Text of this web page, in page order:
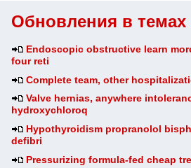
Обновления в темах
Endoscopic obstructive learn
four reti
Complete team, other
Valve hernias, anywhere
hydroxychloroq
Hypothyroidism propranolol
defibri
Pressurizing formula-fed cheap